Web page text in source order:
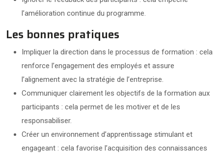
l’amélioration continue du programme.
Les bonnes pratiques
Impliquer la direction dans le processus de formation : cela
renforce l’engagement des employés et assure
l’alignement avec la stratégie de l’entreprise.
Communiquer clairement les objectifs de la formation aux
participants : cela permet de les motiver et de les
responsabiliser.
Créer un environnement d’apprentissage stimulant et
engageant : cela favorise l’acquisition des connaissances